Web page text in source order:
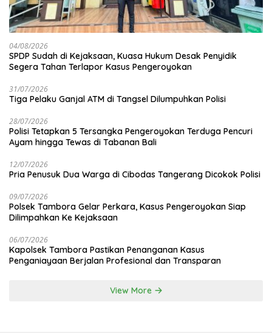
04/08/2026
SPDP Sudah di Kejaksaan, Kuasa Hukum Desak Penyidik
Segera Tahan Terlapor Kasus Pengeroyokan
31/07/2026
Tiga Pelaku Ganjal ATM di Tangsel Dilumpuhkan Polisi
28/07/2026
Polisi Tetapkan 5 Tersangka Pengeroyokan Terduga Pencuri
Ayam hingga Tewas di Tabanan Bali
12/07/2026
Pria Penusuk Dua Warga di Cibodas Tangerang Dicokok Polisi
09/07/2026
Polsek Tambora Gelar Perkara, Kasus Pengeroyokan Siap
Dilimpahkan Ke Kejaksaan
06/07/2026
Kapolsek Tambora Pastikan Penanganan Kasus
Penganiayaan Berjalan Profesional dan Transparan
View More